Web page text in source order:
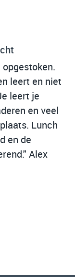
leert en niet
leert je
en veel
Lunch
en de
Alex